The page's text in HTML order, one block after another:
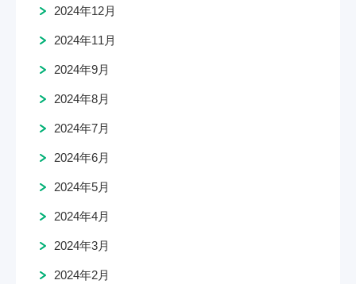
2024年12月
2024年11月
2024年9月
2024年8月
2024年7月
2024年6月
2024年5月
2024年4月
2024年3月
2024年2月